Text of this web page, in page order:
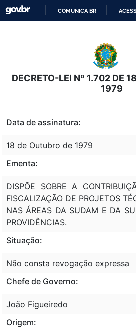
O
COMUNICA BR
DECRETO-LEI Nº 1.702 DE
1979
Data de assinatura:
18 de Outubro de 1979
Ementa:
DISPÕE SOBRE A
FISCALIZAÇÃO DE PROJETOS
NAS ÁREAS DA SUDAM E DA
PROVIDÊNCIAS.
Situação:
Não consta revogação expressa
Chefe de Governo:
João Figueiredo
Origem: